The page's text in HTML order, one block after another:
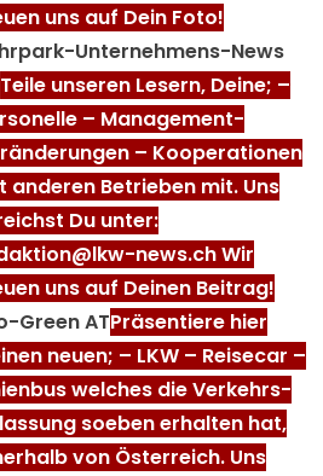
uns auf Dein Foto!
Unternehmens-News
Teile unseren Lesern, Deine; –
– Management-
– Kooperationen
anderen Betrieben mit. Uns
Du unter:
news.ch Wir
uns auf Deinen Beitrag!
Green ATPräsentiere hier
neuen; – LKW – Reisecar –
welches die Verkehrs-
soeben erhalten hat,
von Österreich. Uns